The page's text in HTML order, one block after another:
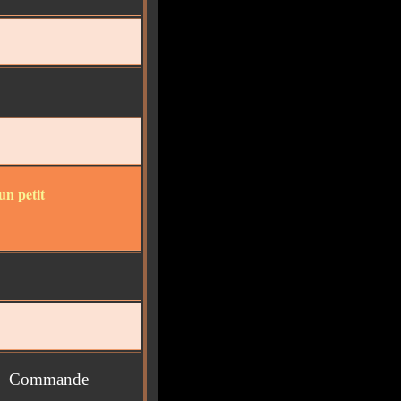
petit
Commande